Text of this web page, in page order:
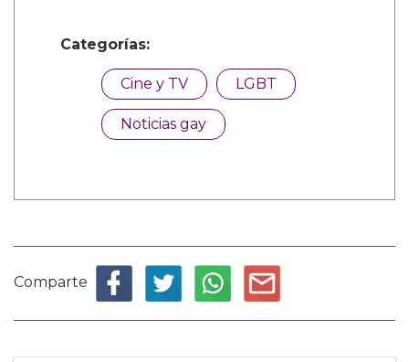
Categorías:
Cine y TV LGBT
Noticias gay
Comparte